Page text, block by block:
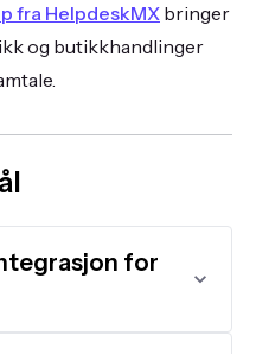
fra HelpdeskMX bringer
og butikkhandlinger
for